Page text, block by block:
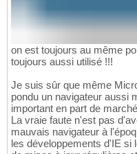
on est toujours au même
toujours aussi utilisé !!!
Je suis sûr que même
pondu un navigateur aussi
important en part de
La vraie faute n'est pas
mauvais navigateur à
les développements d'IE si